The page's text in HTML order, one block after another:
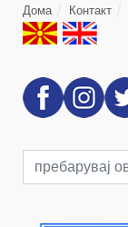
Дома Контакт